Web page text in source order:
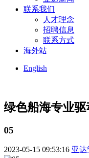
联系我们
人才理念
招聘信息
联系方式
海外站
English
绿色船海专业驱
05
2023-05-15 09:53:16 亚达